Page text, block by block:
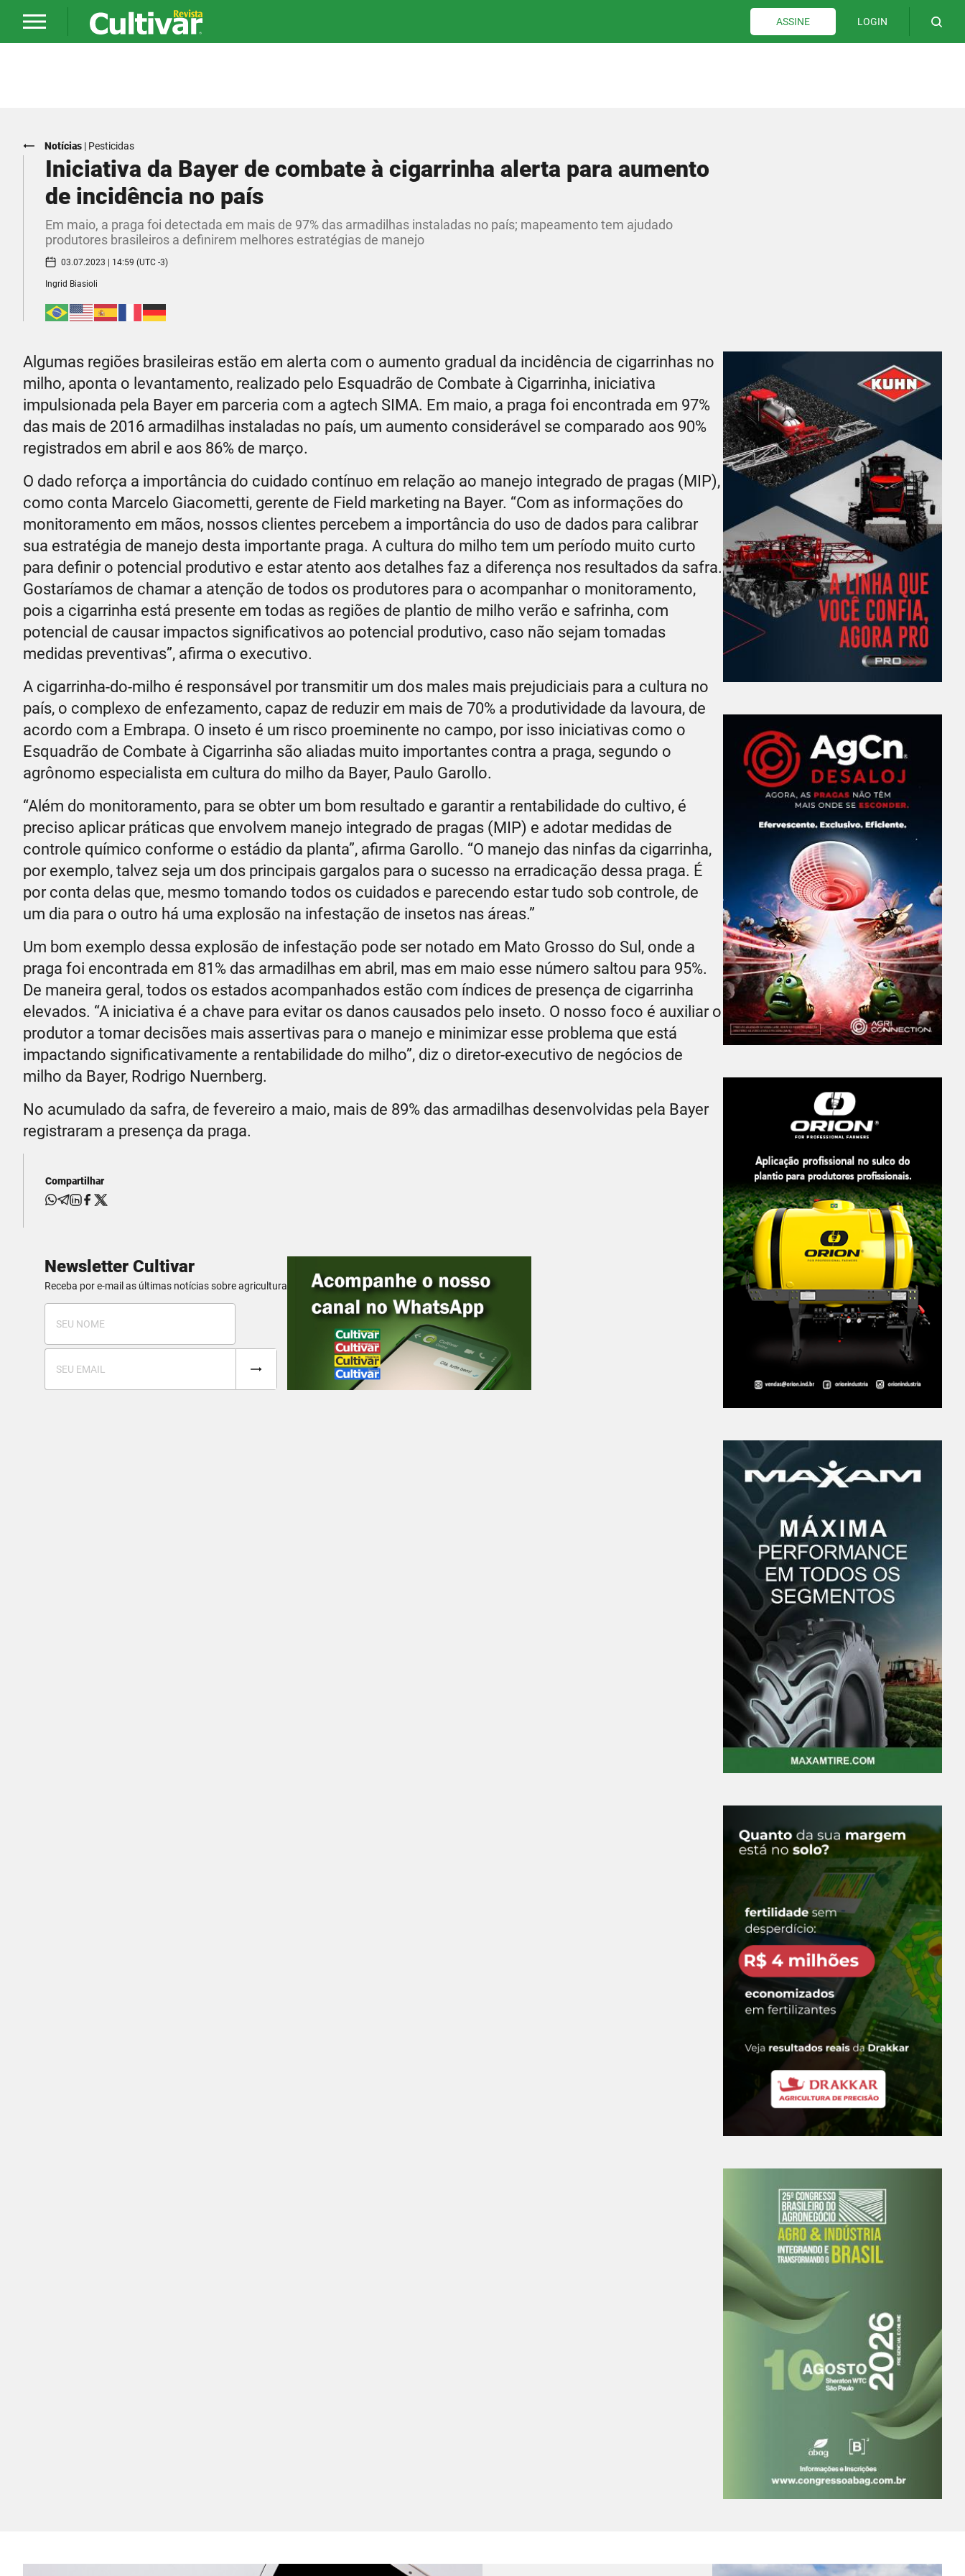
ASSINE LOGIN
Notícias | Pesticidas
Iniciativa da Bayer de combate à cigarrinha alerta para aumento
de incidência no país
Em maio, a praga foi detectada em mais de 97% das armadilhas instaladas no país; mapeamento tem ajudado
produtores brasileiros a definirem melhores estratégias de manejo
03.07.2023 | 14:59 (UTC -3)
Ingrid Biasioli
Algumas regiões brasileiras estão em alerta com o aumento gradual da incidência de cigarrinhas no
milho, aponta o levantamento, realizado pelo Esquadrão de Combate à Cigarrinha, iniciativa
impulsionada pela Bayer em parceria com a agtech SIMA. Em maio, a praga foi encontrada em 97%
das mais de 2016 armadilhas instaladas no país, um aumento considerável se comparado aos 90%
registrados em abril e aos 86% de março.
O dado reforça a importância do cuidado contínuo em relação ao manejo integrado de pragas (MIP),
como conta Marcelo Giacometti, gerente de Field marketing na Bayer. “Com as informações do
monitoramento em mãos, nossos clientes percebem a importância do uso de dados para calibrar
sua estratégia de manejo desta importante praga. A cultura do milho tem um período muito curto
para definir o potencial produtivo e estar atento aos detalhes faz a diferença nos resultados da safra.
Gostaríamos de chamar a atenção de todos os produtores para o acompanhar o monitoramento,
pois a cigarrinha está presente em todas as regiões de plantio de milho verão e safrinha, com
potencial de causar impactos significativos ao potencial produtivo, caso não sejam tomadas
medidas preventivas”, afirma o executivo.
A cigarrinha-do-milho é responsável por transmitir um dos males mais prejudiciais para a cultura no
país, o complexo de enfezamento, capaz de reduzir em mais de 70% a produtividade da lavoura, de
acordo com a Embrapa. O inseto é um risco proeminente no campo, por isso iniciativas como o
Esquadrão de Combate à Cigarrinha são aliadas muito importantes contra a praga, segundo o
agrônomo especialista em cultura do milho da Bayer, Paulo Garollo.
“Além do monitoramento, para se obter um bom resultado e garantir a rentabilidade do cultivo, é
preciso aplicar práticas que envolvem manejo integrado de pragas (MIP) e adotar medidas de
controle químico conforme o estádio da planta”, afirma Garollo. “O manejo das ninfas da cigarrinha,
por exemplo, talvez seja um dos principais gargalos para o sucesso na erradicação dessa praga. É
por conta delas que, mesmo tomando todos os cuidados e parecendo estar tudo sob controle, de
um dia para o outro há uma explosão na infestação de insetos nas áreas.”
Um bom exemplo dessa explosão de infestação pode ser notado em Mato Grosso do Sul, onde a
praga foi encontrada em 81% das armadilhas em abril, mas em maio esse número saltou para 95%.
De maneira geral, todos os estados acompanhados estão com índices de presença de cigarrinha
elevados. “A iniciativa é a chave para evitar os danos causados pelo inseto. O nosso foco é auxiliar o
produtor a tomar decisões mais assertivas para o manejo e minimizar esse problema que está
impactando significativamente a rentabilidade do milho”, diz o diretor-executivo de negócios de
milho da Bayer, Rodrigo Nuernberg.
No acumulado da safra, de fevereiro a maio, mais de 89% das armadilhas desenvolvidas pela Bayer
registraram a presença da praga.
Compartilhar
Newsletter Cultivar
Receba por e-mail as últimas notícias sobre agricultura